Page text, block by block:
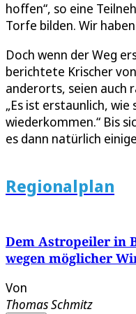
hoffen“, so eine
Torfe bilden. Wir
Doch wenn der Weg
berichtete Krischer
anderorts, seien auch
„Es ist erstaunlich,
wiederkommen.“ Bis
es dann natürlich
Regionalplan
Dem Astropeiler in
wegen möglicher
Von
Thomas Schmitz